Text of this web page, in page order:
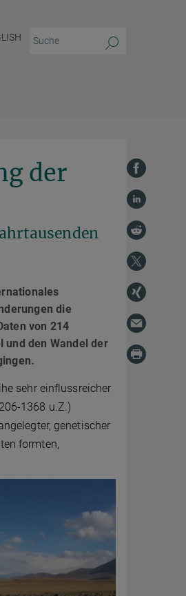
der
die
von 214
und den Wandel der
sehr einflussreicher
1368 u.Z.)
genetischer
formten,